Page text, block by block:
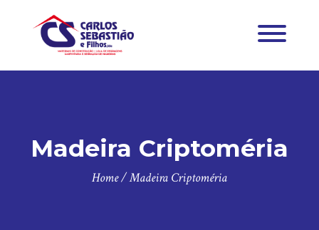
Madeira Criptoméria
Home/Madeira Criptoméria